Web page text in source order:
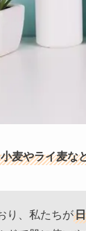
小麦やライ麦な
り、私たちが